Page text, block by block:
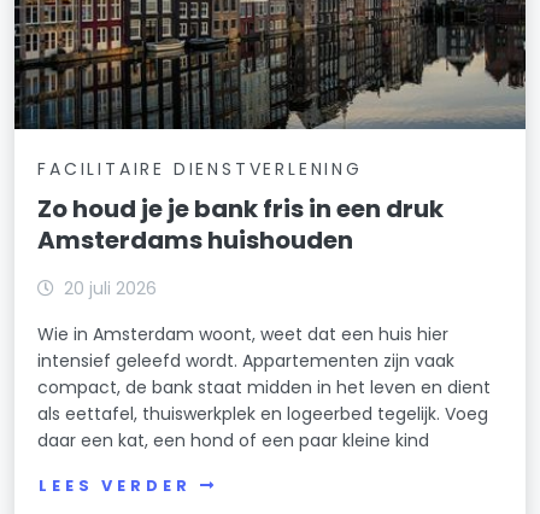
Nellestein
Nieuwendammerdijk/Buiksloterdijk
Nieuwe Pijp
Nieuwmarkt/Lastage
Noordelijke IJ-oevers-Oost
Noordelijke IJ-oevers-West
Omval/Overamstel
Oostelijke Eilanden/Kadijken
Oostelijk Havengebied
Oosterparkbuurt
FACILITAIRE DIENSTVERLENING
Zo houd je je bank fris in een druk
Amsterdams huishouden
20 juli 2026
Wie in Amsterdam woont, weet dat een huis hier
intensief geleefd wordt. Appartementen zijn vaak
compact, de bank staat midden in het leven en dient
als eettafel, thuiswerkplek en logeerbed tegelijk. Voeg
daar een kat, een hond of een paar kleine kind
LEES VERDER